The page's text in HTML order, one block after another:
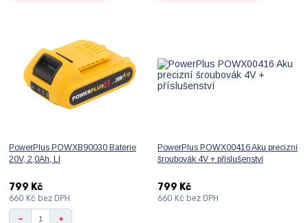
PowerPlus POWXB90030 Baterie
20V, 2,0Ah, LI
799 Kč
660 Kč bez DPH
PowerPlus POWX00416 Aku precizní
šroubovák 4V + příslušenství
799 Kč
660 Kč bez DPH